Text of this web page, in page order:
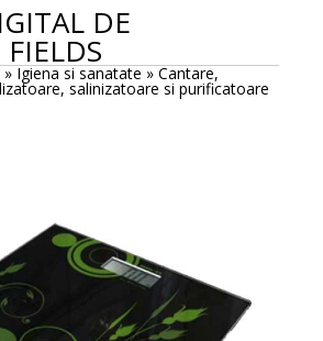
DE
FIELDS
Igiena si sanatate »Cantare,
salinizatoare si purificatoare